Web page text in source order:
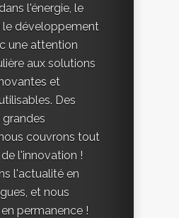
l'énergie, le
développement
une attention
aux solutions
et
Des
couvrons tout
l'innovation !
l'actualité en
et nous
permanence !